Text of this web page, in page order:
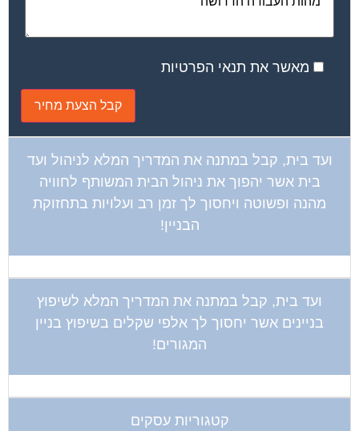
מאשר את תנאי הפרטיות
ועד בית, קבל במתנה את המדריך המלא לניהול ועד
בית אשר יהפוך את ניהול הבית המשותף לחוויה
מהנה ופשוטה ויחסוך לך זמן רב ועלויות בתחזוקת
הבניין!
ועד בית, קבל במתנה את המדריך המלא לשיפוץ
בניינים אשר יחסוך לך אלפי שקלים בשיפוץ בניין
המגורים!
קטגוריות עסקים